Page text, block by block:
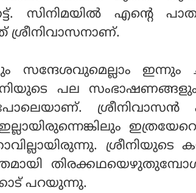
സിനിമയില്‍ എന്റെ
ശ്രീനിവാസനാണ്.
സന്ദേശവുമെല്ലാം ഇന്നും
പല
ശ്രീനിവാസന്‍
ഇത്രയേറെ
ശ്രീനിയുടെ
പറയുന്നു.